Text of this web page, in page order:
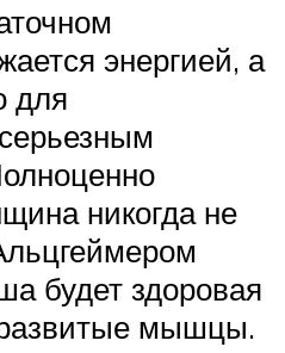
энергией, а
для
никогда не
будет здоровая
мышцы.